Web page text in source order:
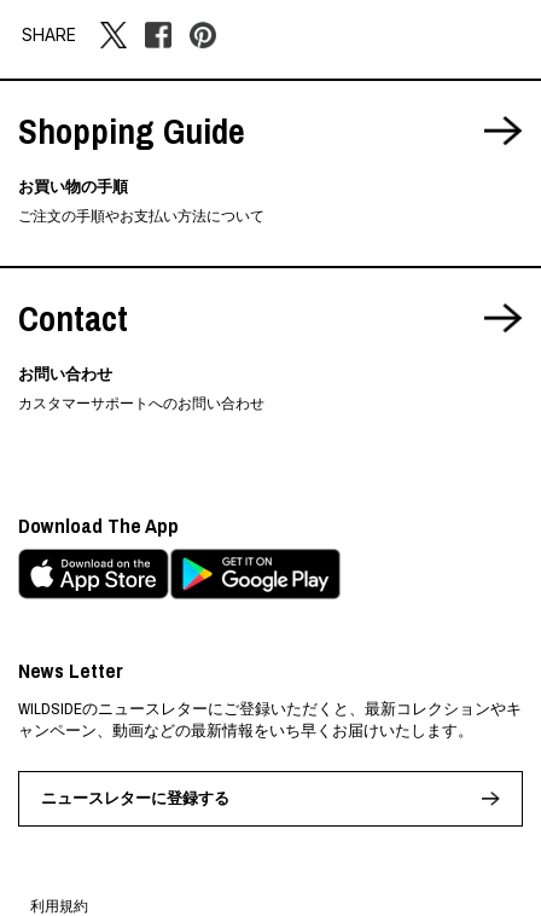
SHARE
Shopping Guide
お買い物の手順
ご注文の手順やお支払い方法について
Contact
お問い合わせ
カスタマーサポートへのお問い合わせ
利用規約
News Letter
WILDSIDEのニュースレターにご登録いただくと、最新コレクションやキ
ャンペーン、動画などの最新情報をいち早くお届けいたします。
ニュースレターに登録する
Download The App